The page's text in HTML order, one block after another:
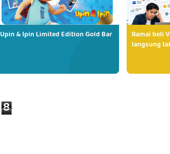
Upin & Ipin Limited Edition Gold Bar
Ramai beli
langsung
8